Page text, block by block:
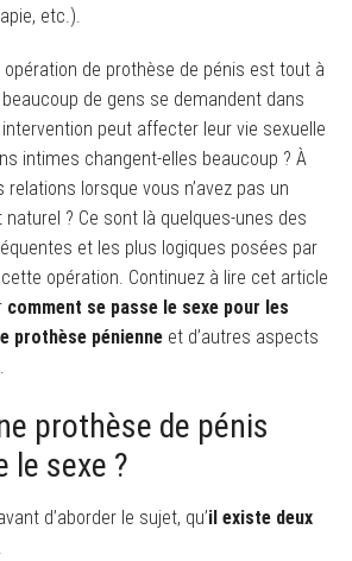
etc.).
opération de prothèse de pénis est tout à
de gens se demandent dans
peut affecter leur vie sexuelle
intimes changent-elles beaucoup ? À
lorsque vous n’avez pas un
? Ce sont là quelques-unes des
et les plus logiques posées par
opération. Continuez à lire cet article
comment se passe le sexe pour les
prothèse pénienne et d’autres aspects
prothèse de pénis
le sexe ?
d’aborder le sujet, qu’il existe deux
.